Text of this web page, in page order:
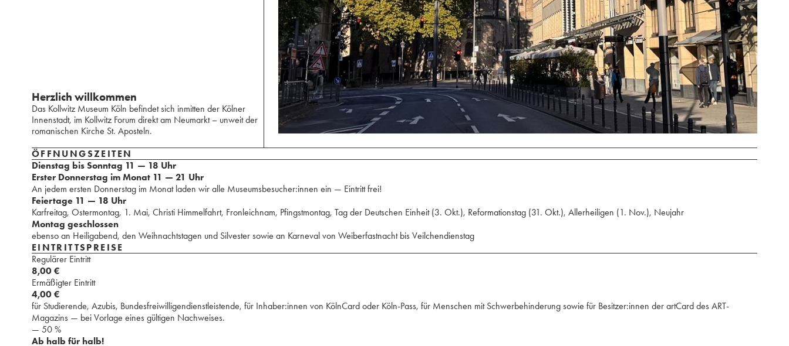
Herzlich willkommen
Das Kollwitz Museum Köln befindet sich inmitten der Kölner
Innenstadt, im Kollwitz Forum direkt am Neumarkt – unweit der
romanischen Kirche St. Aposteln.
ÖFFNUNGSZEITEN
Dienstag bis Sonntag 11 — 18 Uhr
Erster Donnerstag im Monat 11 — 21 Uhr
An jedem ersten Donnerstag im Monat laden wir alle Museumsbesucher:innen ein — Eintritt frei!
Feiertage 11 — 18 Uhr
Karfreitag, Ostermontag, 1. Mai, Christi Himmelfahrt, Fronleichnam, Pfingstmontag, Tag der Deutschen Einheit (3. Okt.), Reformationstag (31. Okt.), Allerheiligen (1. Nov.), Neujahr
Montag geschlossen
ebenso an Heiligabend, den Weihnachtstagen und Silvester sowie an Karneval von Weiberfastnacht bis Veilchendienstag
EINTRITTSPREISE
Regulärer Eintritt
8,00 €
Ermäßigter Eintritt
4,00 €
für Studierende, Azubis, Bundesfreiwilligendienstleistende, ⁢⁢⁢⁢für Inhaber:innen von KölnCard oder Köln-Pass, für Menschen mit Schwerbehinderung sowie für Besitzer:innen der artCard des ART-
Magazins — bei Vorlage eines gültigen Nachweises.
— 50 %
Ab halb für halb!